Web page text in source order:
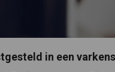
in een